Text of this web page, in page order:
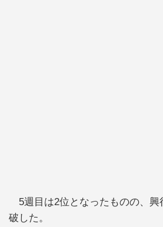
5週目は2位となったものの、興
破した。